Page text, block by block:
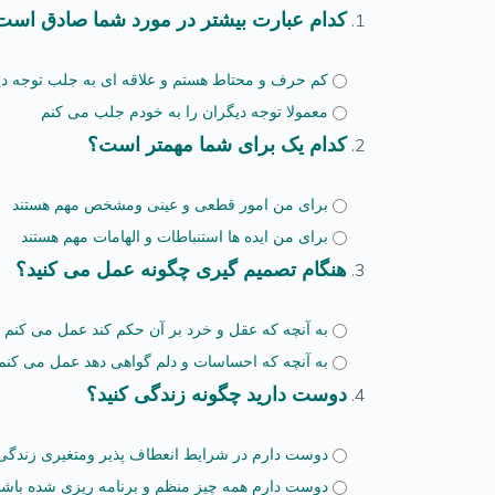
کدام عبارت بیشتر در مورد شما صادق
کم حرف و محتاط هستم و علاقه ای به جلب توجه
معمولا توجه دیگران را به خودم جلب می کنم
کدام یک برای شما مهمتر است؟
برای من امور قطعی و عینی ومشخص مهم هستند
برای من ایده ها استنباطات و الهامات مهم هستند
هنگام تصمیم گیری چگونه عمل می کنید؟
به آنچه که عقل و خرد بر آن حکم کند عمل می کنم
به آنچه که احساسات و دلم گواهی دهد عمل می
دوست دارید چگونه زندگی کنید؟
دوست دارم در شرایط انعطاف پذیر ومتغیری
دوست دارم همه چیز منظم و برنامه ریزی شده